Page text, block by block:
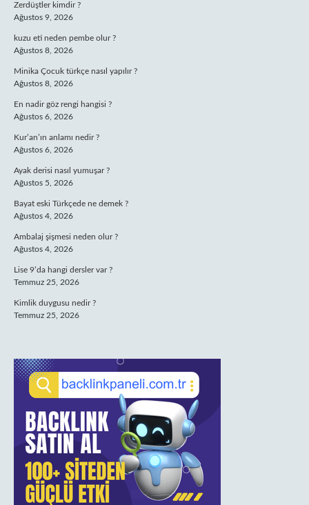
Zerdüştler kimdir ?
Ağustos 9, 2026
kuzu eti neden pembe olur ?
Ağustos 8, 2026
Minika Çocuk türkçe nasıl yapılır ?
Ağustos 8, 2026
En nadir göz rengi hangisi ?
Ağustos 6, 2026
Kur’an’ın anlamı nedir ?
Ağustos 6, 2026
Ayak derisi nasıl yumuşar ?
Ağustos 5, 2026
Bayat eski Türkçede ne demek ?
Ağustos 4, 2026
Ambalaj şişmesi neden olur ?
Ağustos 4, 2026
Lise 9’da hangi dersler var ?
Temmuz 25, 2026
Kimlik duygusu nedir ?
Temmuz 25, 2026